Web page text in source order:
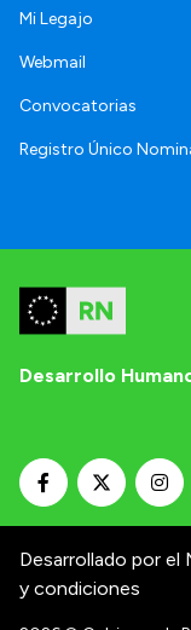
Mi Legajo
Webmail
Convocatorias
Registro Único
Desarrollo
Desarrollado por el
y condiciones